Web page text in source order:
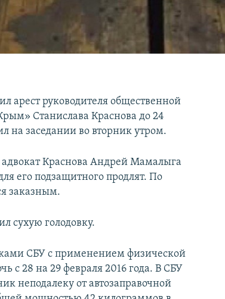
арест руководителя общественной
Станислава Краснова до 24
на заседании во вторник утром.
Краснова Андрей Мамалыга
его подзащитного продлят. По
заказным.
сухую голодовку.
СБУ с применением физической
с 28 на 29 февраля 2016 года. В СБУ
неподалеку от автозаправочной